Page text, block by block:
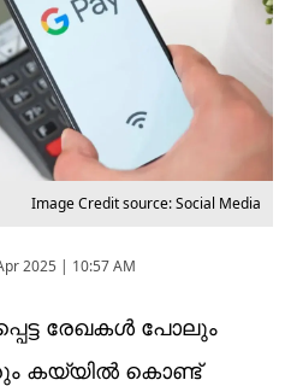
Image Credit source: Social Media
2025 | 10:57 AM
രേഖകള്‍ പോലും
കയ്യില്‍ കൊണ്ട്